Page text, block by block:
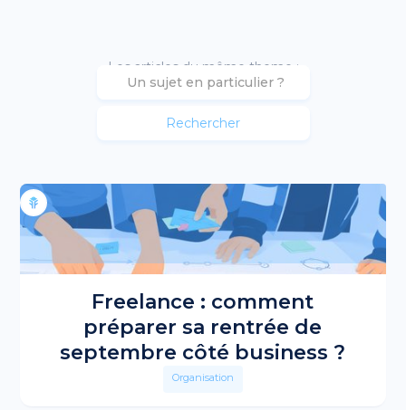
Les articles du même theme :
Freelance : comment
préparer sa rentrée de
septembre côté business ?
Organisation